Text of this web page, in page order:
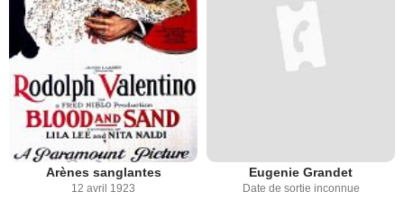
Arènes sanglantes
12 avril 1923
Eugenie Grandet
Date de sortie inconnue